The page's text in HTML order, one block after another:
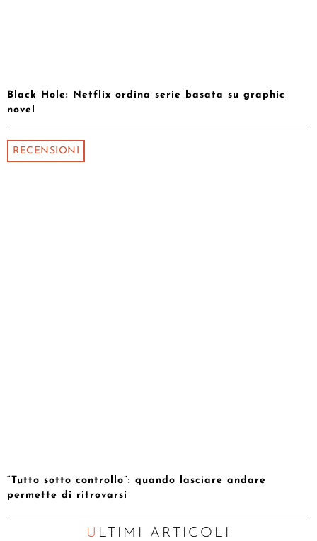
Black Hole: Netflix ordina serie basata su graphic
novel
RECENSIONI
“Tutto sotto controllo”: quando lasciare andare
permette di ritrovarsi
ULTIMI ARTICOLI